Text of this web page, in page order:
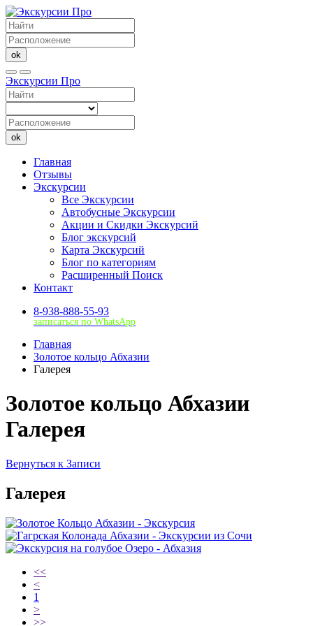
ok
Экскурсии Про
ok
Главная
Отзывы
Экскурсии
Все Экскурсии
Автобусные Экскурсии
Акции и Скидки Экскурсий
Блог экскурсий
Карта Экскурсий
Блог по категориям
Расширенный Поиск
Контакт
8-938-888-55-93
записаться по WhatsApp
Главная
Золотое кольцо Абхазии
Галерея
Золотое кольцо Абхазии
Галерея
Вернуться к Записи
Галерея
<<
<
1
>
>>